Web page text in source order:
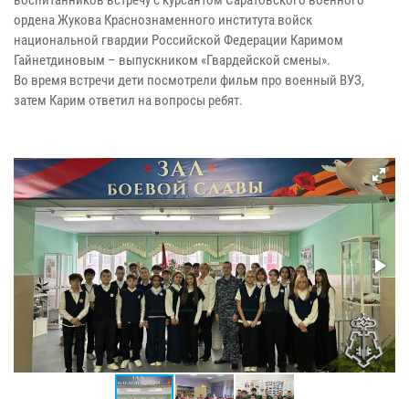
ордена Жукова Краснознаменного института войск
национальной гвардии Российской Федерации Каримом
Гайнетдиновым – выпускником «Гвардейской смены».
Во время встречи дети посмотрели фильм про военный ВУЗ,
затем Карим ответил на вопросы ребят.